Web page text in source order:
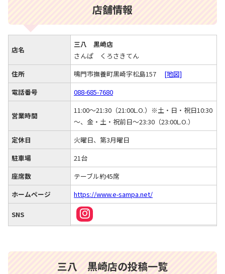
店舗情報
店名
三八 黒崎店
さんぱ くろさきてん
住所
鳴門市撫養町黒崎字松島157 [地図]
電話番号
088-685-7680
営業時間
11:00～21:30（21:00L.O.）※土・日・祝日10:30
～、金・土・祝前日～23:30（23:00L.O.）
定休日
火曜日、第3月曜日
駐車場
21台
座席数
テーブル約45席
ホームページ
https://www.e-sampa.net/
SNS
三八 黒崎店の投稿一覧